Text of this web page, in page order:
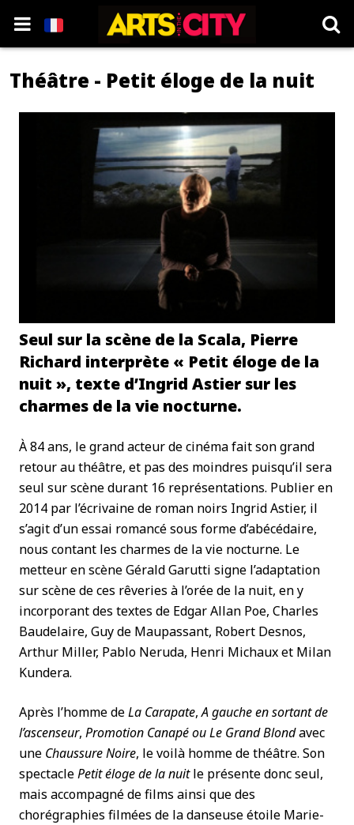
Théâtre - Petit éloge de la nuit
Seul sur la scène de la Scala, Pierre
Richard interprète « Petit éloge de la
nuit », texte d’Ingrid Astier sur les
charmes de la vie nocturne.
À 84 ans, le grand acteur de cinéma fait son grand
retour au théâtre, et pas des moindres puisqu’il sera
seul sur scène durant 16 représentations. Publier en
2014 par l’écrivaine de roman noirs Ingrid Astier, il
s’agit d’un essai romancé sous forme d’abécédaire,
nous contant les charmes de la vie nocturne. Le
metteur en scène Gérald Garutti signe l’adaptation
sur scène de ces rêveries à l’orée de la nuit, en y
incorporant des textes de Edgar Allan Poe, Charles
Baudelaire, Guy de Maupassant, Robert Desnos,
Arthur Miller, Pablo Neruda, Henri Michaux et Milan
Kundera.
Après l’homme deLa Carapate,A gauche en sortant de
l’ascenseur, Promotion Canapé ou Le Grand Blondavec
une Chaussure Noire, le voilà homme de théâtre. Son
spectaclePetit éloge de la nuitle présente donc seul,
mais accompagné de films ainsi que des
chorégraphies filmées de la danseuse étoile Marie-